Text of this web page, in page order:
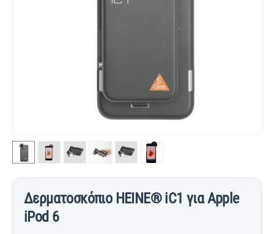
Δερματοσκόπιο HEINE® iC1 για Apple
iPod 6